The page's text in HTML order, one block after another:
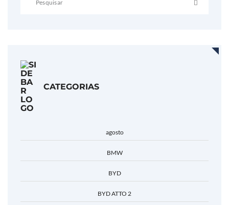
CATEGORIAS
agosto
BMW
BYD
BYD ATTO 2